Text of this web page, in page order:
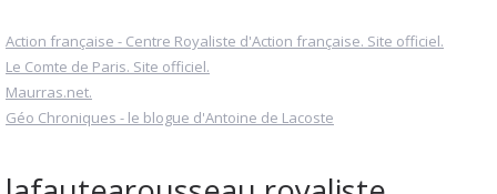
Action française - Centre Royaliste d'Action française. Site officiel.
Le Comte de Paris. Site officiel.
Maurras.net.
Géo Chroniques - le blogue d'Antoine de Lacoste